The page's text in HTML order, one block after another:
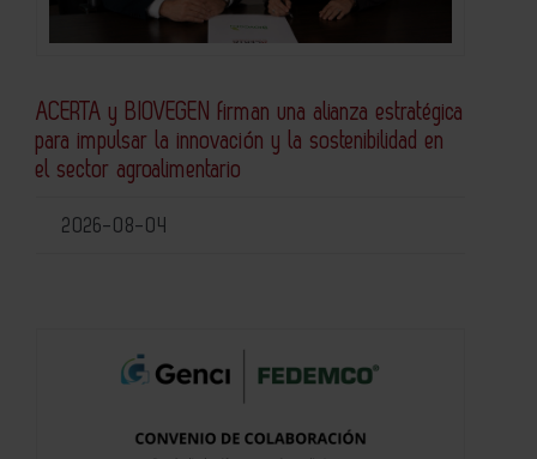
ACERTA y BIOVEGEN firman una alianza estratégica
para impulsar la innovación y la sostenibilidad en
el sector agroalimentario
2026-08-04